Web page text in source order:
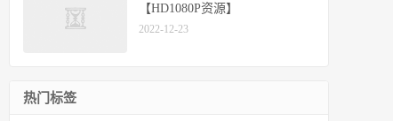
【HD1080P资源】
2022-12-23
热门标签